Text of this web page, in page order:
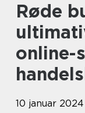
Røde bukser – Den
online-
10 januar 2024